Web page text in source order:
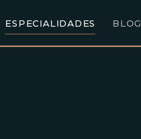
ESPECIALIDADES BLOG